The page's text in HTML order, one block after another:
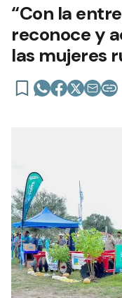
“Con la
reconoce y
las mujeres